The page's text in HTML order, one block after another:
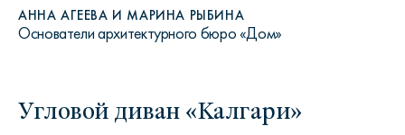
АННА АГЕЕВА И МАРИНА РЫБИНА
Основатели архитектурного бюро «Дом»
Угловой диван «Калгари»